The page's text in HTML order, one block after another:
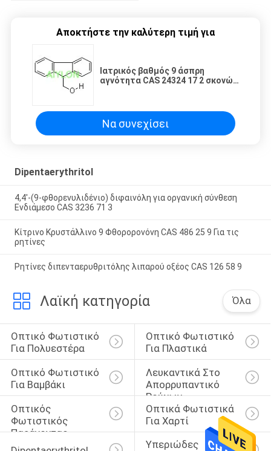
Αποκτήστε την καλύτερη τιμή για
Ιατρικός βαθμός 9 άσπρη
αγνότητα CAS 24324 17 2 σκονών
Να συνεχίσει
Dipentaerythritol
4,4'-(9-φθορενυλιδένιο) διφαινόλη για οργανική σύνθεση
Ενδιάμεσο CAS 3236 71 3
Κίτρινο Κρυστάλλινο 9 Φθορορονόνη CAS 486 25 9 Για τις
ρητίνες
Ρητίνες διπενταερυθριτόλης λιπαρού οξέος CAS 126 58 9
Λαϊκή κατηγορία Όλα
Οπτικό Φωτιστικό
Για Πολυεστέρα
Οπτικό Φωτιστικό
Για Πλαστικά
Οπτικό Φωτιστικό
Για Βαμβάκι
Λευκαντικά Στο
Απορρυπαντικό
Ρούχων
Οπτικός
Φωτιστικός
Παράγοντας
Οπτικά Φωτιστικά
Για Χαρτί
Υπεριώδες